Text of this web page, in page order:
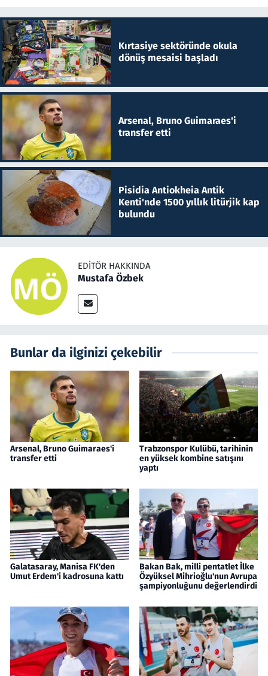
Kırtasiye sektöründe okula
dönüş mesaisi başladı
Arsenal, Bruno Guimaraes'i
transfer etti
Pisidia Antiokheia Antik
Kenti'nde 1500 yıllık litürjik kap
bulundu
EDITÖR HAKKINDA
Mustafa Özbek
Bunlar da ilginizi çekebilir
Arsenal, Bruno Guimaraes'i
transfer etti
Trabzonspor Kulübü, tarihinin
en yüksek kombine satışını
yaptı
Galatasaray, Manisa FK'den
Umut Erdem'i kadrosuna kattı
Bakan Bak, milli pentatlet İlke
Özyüksel Mihrioğlu'nun Avrupa
şampiyonluğunu değerlendirdi